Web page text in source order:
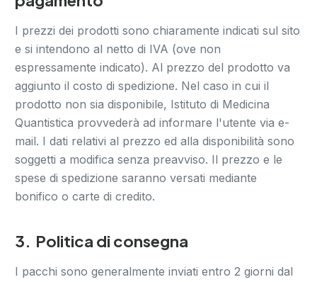
I prezzi dei prodotti sono chiaramente indicati sul sito
e si intendono al netto di IVA (ove non
espressamente indicato). Al prezzo del prodotto va
aggiunto il costo di spedizione. Nel caso in cui il
prodotto non sia disponibile, Istituto di Medicina
Quantistica provvederà ad informare l'utente via e-
mail. I dati relativi al prezzo ed alla disponibilità sono
soggetti a modifica senza preavviso. Il prezzo e le
spese di spedizione saranno versati mediante
bonifico o carte di credito.
3. Politica di consegna
I pacchi sono generalmente inviati entro 2 giorni dal